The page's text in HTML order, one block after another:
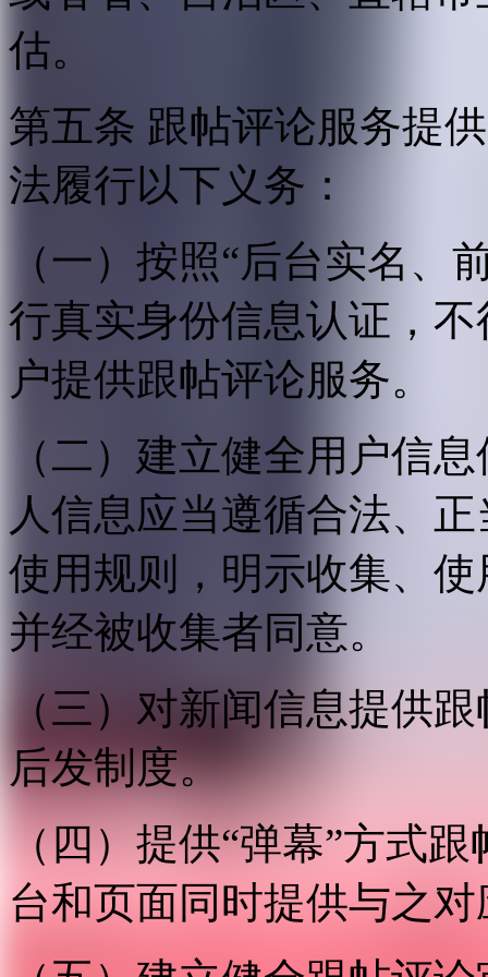
估。
第五条 跟帖评论服务提
法履行以下义务：
（一）按照“后台实名、
行真实身份信息认证，
户提供跟帖评论服务。
（二）建立健全用户信
人信息应当遵循合法、
使用规则，明示收集、
并经被收集者同意。
（三）对新闻信息提供
后发制度。
（四）提供“弹幕”方式
台和页面同时提供与之